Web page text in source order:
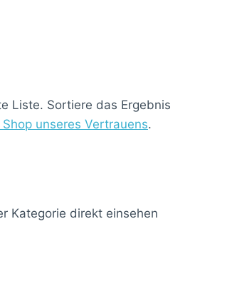
Liste. Sortiere das Ergebnis
unseres Vertrauens.
Kategorie direkt einsehen